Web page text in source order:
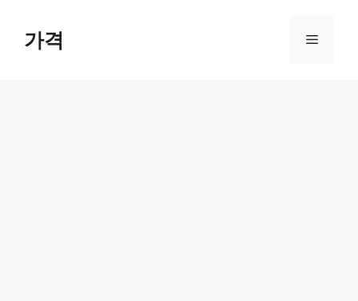
가격 메